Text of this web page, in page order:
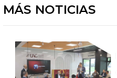
MÁS NOTICIAS